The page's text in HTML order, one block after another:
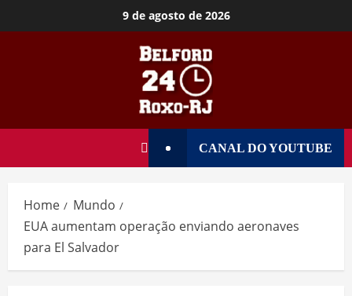
9 de agosto de 2026
CANAL DO YOUTUBE
Home
Mundo
EUA aumentam operação enviando aeronaves
para El Salvador